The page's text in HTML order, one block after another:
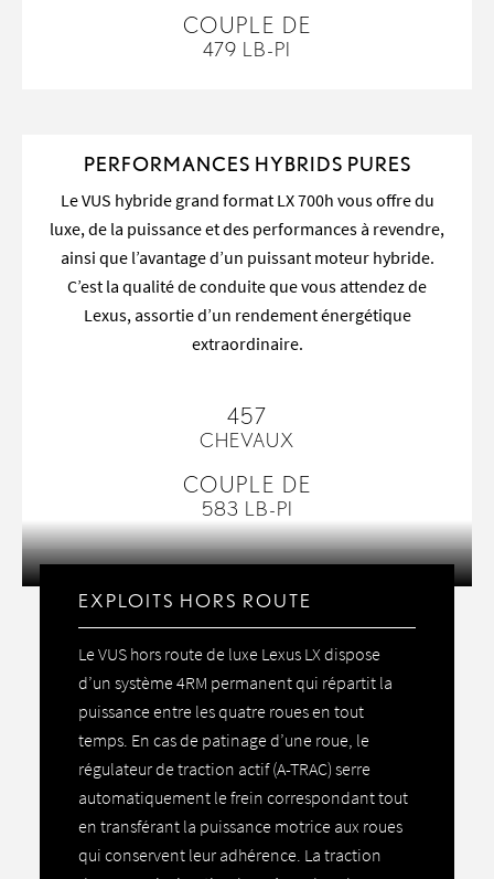
COUPLE DE
479 LB-PI
PERFORMANCES HYBRIDS PURES
Le VUS hybride grand format LX 700h vous offre du
luxe, de la puissance et des performances à revendre,
ainsi que l’avantage d’un puissant moteur hybride.
C’est la qualité de conduite que vous attendez de
Lexus, assortie d’un rendement énergétique
extraordinaire.
457
CHEVAUX
COUPLE DE
583 LB-PI
EXPLOITS HORS ROUTE
Le VUS hors route de luxe Lexus LX dispose
d’un système 4RM permanent qui répartit la
puissance entre les quatre roues en tout
temps. En cas de patinage d’une roue, le
régulateur de traction actif (A-TRAC) serre
automatiquement le frein correspondant tout
en transférant la puissance motrice aux roues
qui conservent leur adhérence. La traction